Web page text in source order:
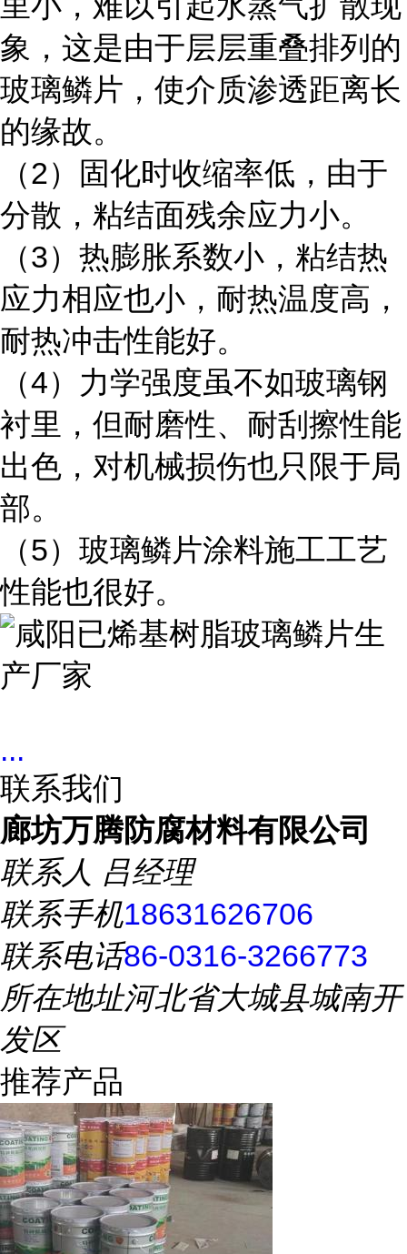
象，这是由于层层重叠排列的
玻璃鳞片，使介质渗透距离长
的缘故。
（2）固化时收缩率低，由于
分散，粘结面残余应力小。
（3）热膨胀系数小，粘结热
应力相应也小，耐热温度高，
耐热冲击性能好。
（4）力学强度虽不如玻璃钢
衬里，但耐磨性、耐刮擦性能
出色，对机械损伤也只限于局
部。
（5）玻璃鳞片涂料施工工艺
性能也很好。
...
联系我们
廊坊万腾防腐材料有限公司
联系人 吕经理
联系手机18631626706
联系电话86-0316-3266773
所在地址河北省大城县城南开
发区
推荐产品